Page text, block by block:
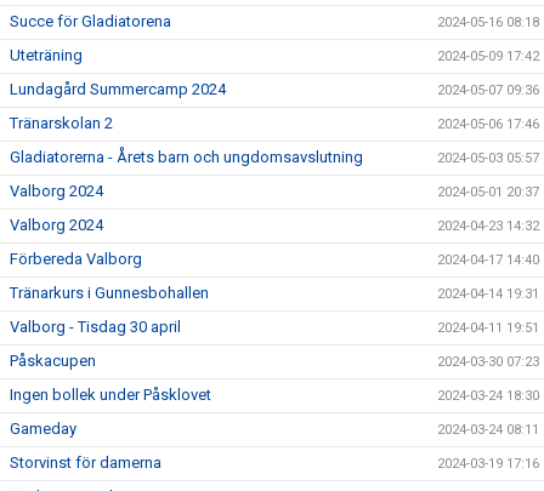
Succe för Gladiatorena 2024-05-16 08:18
Uteträning 2024-05-09 17:42
Lundagård Summercamp 2024 2024-05-07 09:36
Tränarskolan 2 2024-05-06 17:46
Gladiatorerna - Årets barn och ungdomsavslutning 2024-05-03 05:57
Valborg 2024 2024-05-01 20:37
Valborg 2024 2024-04-23 14:32
Förbereda Valborg 2024-04-17 14:40
Tränarkurs i Gunnesbohallen 2024-04-14 19:31
Valborg - Tisdag 30 april 2024-04-11 19:51
Påskacupen 2024-03-30 07:23
Ingen bollek under Påsklovet 2024-03-24 18:30
Gameday 2024-03-24 08:11
Storvinst för damerna 2024-03-19 17:16